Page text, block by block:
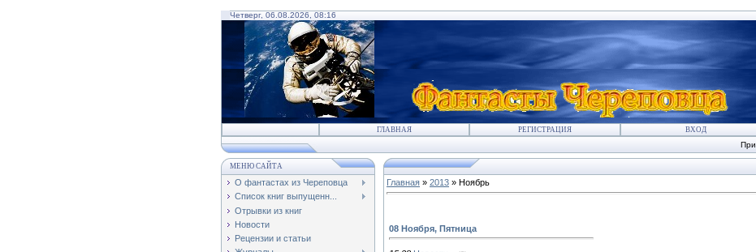
Четверг, 06.08.2026, 08:16
ГЛАВНАЯ РЕГИСТРАЦИЯ ВХОД
МЕНЮ САЙТА
О фантастах из Череповца
Список книг выпущенн...
Отрывки из книг
Новости
Рецензии и статьи
Главная » 2013 » Ноябрь
08 Ноября, Пятница